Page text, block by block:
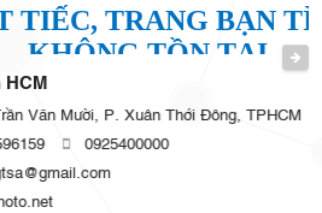
Xuân Thới Đông, TPHCM
NEXT